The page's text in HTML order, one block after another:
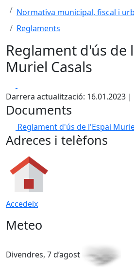
Normativa municipal, fiscal i
Reglaments
Reglament d'ús de
Muriel Casals
Darrera actualització: 16.01.2023 |
Documents
Reglament d'ús de l'Espai
Adreces i telèfons
Accedeix
Meteo
Divendres, 7 d’agost